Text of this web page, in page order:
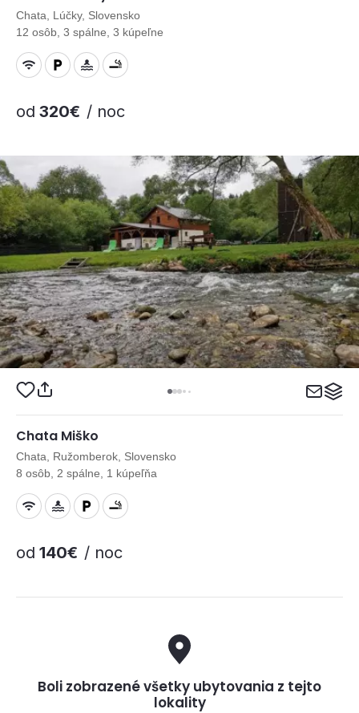
Chata, Lúčky, Slovensko
12 osôb, 3 spálne, 3 kúpeľne
od 320€ / noc
Chata Miško
Chata, Ružomberok, Slovensko
8 osôb, 2 spálne, 1 kúpeľňa
od 140€ / noc
Boli zobrazené všetky ubytovania z tejto
lokality